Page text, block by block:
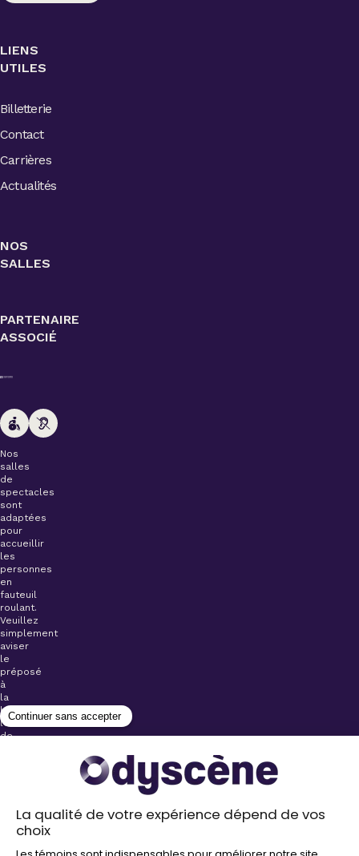
LIENS
UTILES
Billetterie
Contact
Carrières
Actualités
NOS
SALLES
PARTENAIRE
ASSOCIÉ
Nos
salles
de
spectacles
sont
adaptées
pour
accueillir
les
personnes
en
fauteuil
roulant.
Veuillez
simplement
aviser
le
préposé
à
la
billetterie
lors
de
Stationnements